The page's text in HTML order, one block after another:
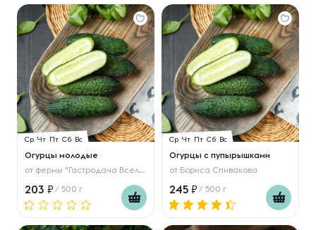
Ср Чт Пт Сб Вс
Огурцы молодые
от фермы "Гастродача Вселуг"
203 / 500 г
Ср Чт Пт Сб Вс
Огурцы с пупырышками
от Бориса Спивакова
245 / 500 г